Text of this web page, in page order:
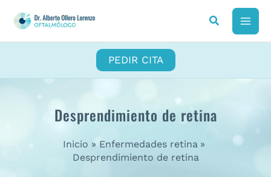
contenido
PEDIR CITA
Desprendimiento de retina
Inicio
Enfermedades retina
Desprendimiento de retina